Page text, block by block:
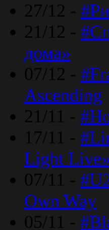
27/12 -
21/12 -
дома»
07/12 -
Ascending
21/11 -
17/11 -
Light
07/11 -
Own Way
05/11 -